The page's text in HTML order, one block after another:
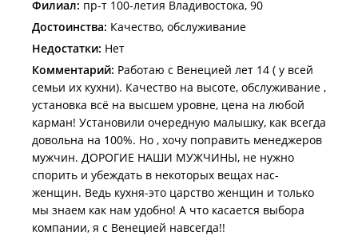
Филиал: пр-т 100-летия Владивостока, 90
Достоинства: Качество, обслуживание
Недостатки: Нет
Комментарий: Работаю с Венецией лет 14 ( у всей
семьи их кухни). Качество на высоте, обслуживание ,
установка всё на высшем уровне, цена на любой
карман! Установили очередную малышку, как всегда
довольна на 100%. Но , хочу поправить менеджеров
мужчин. ДОРОГИЕ НАШИ МУЖЧИНЫ, не нужно
спорить и убеждать в некоторых вещах нас-
женщин. Ведь кухня-это царство женщин и только
мы знаем как нам удобно! А что касается выбора
компании, я с Венецией навсегда!!